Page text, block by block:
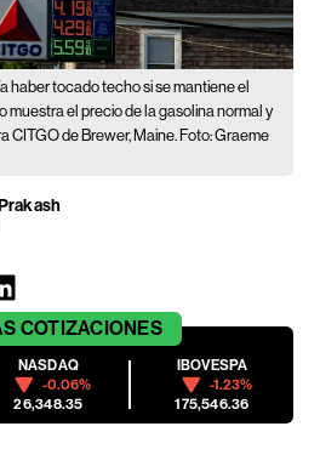
haber tocado techo si se mantiene el
muestra el precio de la gasolina normal y
CITGO de Brewer, Maine. Foto: Graeme
COTIZACIONES
NASDAQ
-0.06%
26,348.35
IBOVESPA
-1.23%
175,546.36